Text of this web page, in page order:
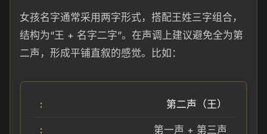
女孩名字通常采用两字形式，搭配王姓三字组合，
结构为“王 + 名字二字”。在声调上建议避免全为第
二声，形成平铺直叙的感觉。比如：
第二声（王）
第一声 + 第三声